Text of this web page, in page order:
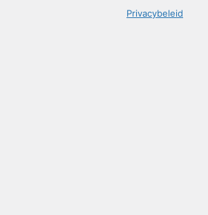
Privacybeleid